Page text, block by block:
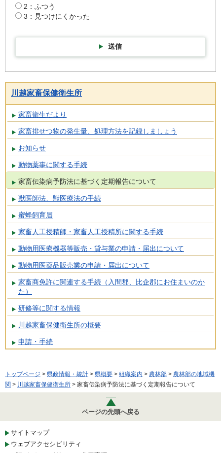
2：ふつう
3：見つけにくかった
送信
川越家畜保健衛生所
家畜衛生だより
家畜排せつ物の発生量、処理方法を記録しましょう
お知らせ
動物薬事に関する手続
家畜伝染病予防法に基づく定期報告について
獣医師法、獣医療法の手続
蜜蜂飼育届
家畜人工授精師・家畜人工授精所に関する手続
動物用医療機器等販売・貸与業の申請・届出について
動物用医薬品販売業の申請・届出について
家畜商免許に関連する手続（入間郡、比企郡にお住まいのか
た）
研修等に関する情報
川越家畜保健衛生所の概要
申請・手続
トップページ > 県政情報・統計 > 県概要 > 組織案内 > 農林部 > 農林部の地域機
関 > 川越家畜保健衛生所 > 家畜伝染病予防法に基づく定期報告について
ページの先頭へ戻る
サイトマップ
ウェブアクセシビリティ